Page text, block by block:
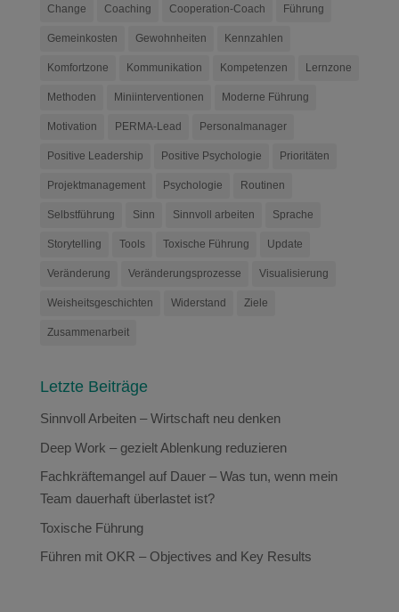
Change Coaching Cooperation-Coach Führung
Gemeinkosten Gewohnheiten Kennzahlen
Komfortzone Kommunikation Kompetenzen Lernzone
Methoden Miniinterventionen Moderne Führung
Motivation PERMA-Lead Personalmanager
Positive Leadership Positive Psychologie Prioritäten
Projektmanagement Psychologie Routinen
Selbstführung Sinn Sinnvoll arbeiten Sprache
Storytelling Tools Toxische Führung Update
Veränderung Veränderungsprozesse Visualisierung
Weisheitsgeschichten Widerstand Ziele
Zusammenarbeit
Letzte Beiträge
Sinnvoll Arbeiten – Wirtschaft neu denken
Deep Work – gezielt Ablenkung reduzieren
Fachkräftemangel auf Dauer – Was tun, wenn mein
Team dauerhaft überlastet ist?
Toxische Führung
Führen mit OKR – Objectives and Key Results